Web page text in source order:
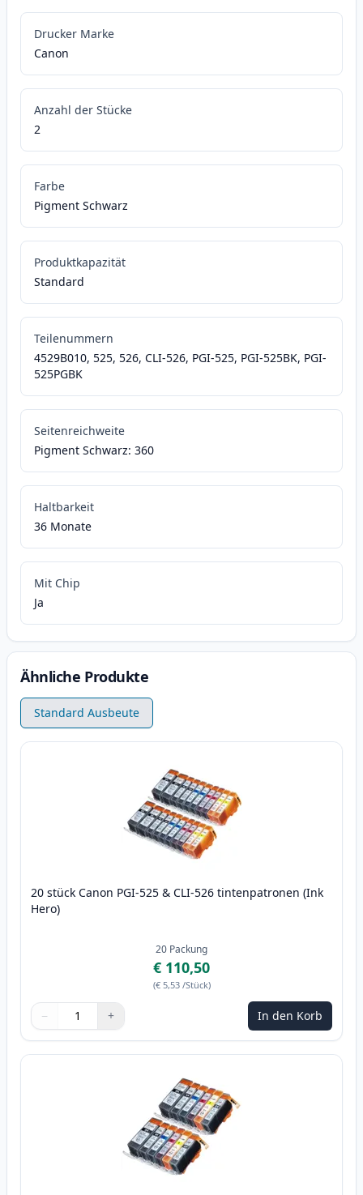
Drucker Marke
Canon
Anzahl der Stücke
2
Farbe
Pigment Schwarz
Produktkapazität
Standard
Teilenummern
4529B010, 525, 526, CLI-526, PGI-525, PGI-525BK, PGI-
525PGBK
Seitenreichweite
Pigment Schwarz: 360
Haltbarkeit
36 Monate
Mit Chip
Ja
Ähnliche Produkte
Standard Ausbeute
20 stück Canon PGI-525 & CLI-526 tintenpatronen (Ink
Hero)
20 Packung
€ 110,50
(€ 5,53 /Stück)
Menge
Verwenden Sie die Tasten, um anzupassen
− +
Menge 1 In den Korb